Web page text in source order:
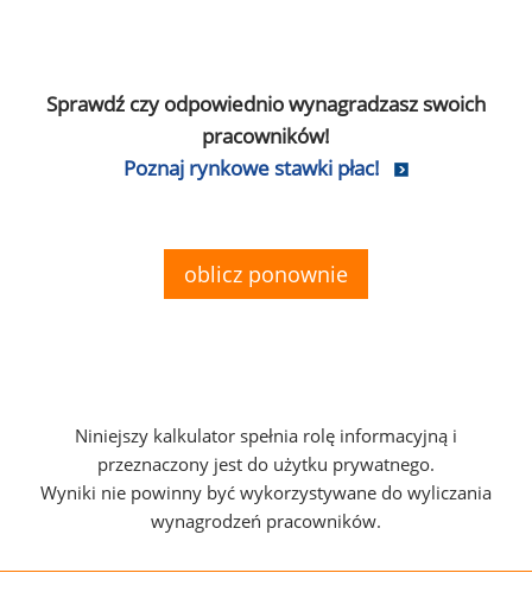
Sprawdź czy odpowiednio wynagradzasz swoich
pracowników!
Poznaj rynkowe stawki płac!
oblicz ponownie
Niniejszy kalkulator spełnia rolę informacyjną i
przeznaczony jest do użytku prywatnego.
Wyniki nie powinny być wykorzystywane do wyliczania
wynagrodzeń pracowników.